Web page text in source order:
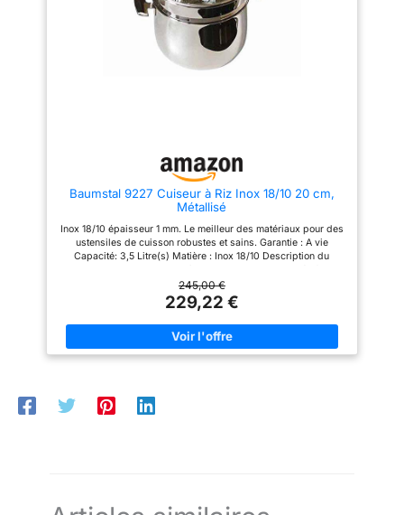
automatiquement à chauffer.
Utilisez beaucoup d'eau pour
cuire à la vapeur, surveillez le
processus de cuisson et
Baumstal 9227 Cuiseur à Riz Inox 18/10 20 cm,
Métallisé
Inox 18/10 épaisseur 1 mm. Le meilleur des matériaux pour des
ustensiles de cuisson robustes et sains. Garantie : A vie
Capacité: 3,5 Litre(s) Matière : Inox 18/10 Description du
pour la cuisson du riz et des légumineuses. Les graines
débutent leur cuisson dans l'eau et la terminent à la vapeur.
Dimensions : 18 cm Température four: 280
245,00 €
229,22 €